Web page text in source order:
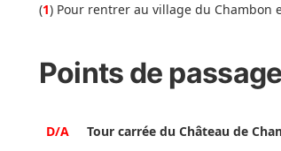
(1) Pour rentrer au village du Chambon
Points de
D/A Tour carrée du Château de